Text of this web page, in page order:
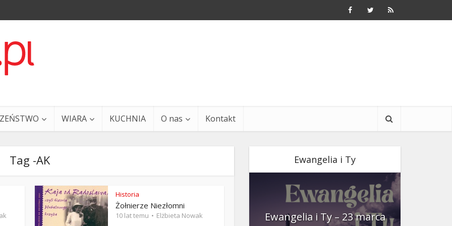
WIARA KUCHNIA O nas Kontakt
Tag -AK
Historia
Żołnierze Niezłomni
10 lat temu Elżbieta Nowak
Ewangelia i Ty
i Ty – 29 grudnia Ewangelia i Ty – 27 grudnia Ewangelia i Ty – 23 marca